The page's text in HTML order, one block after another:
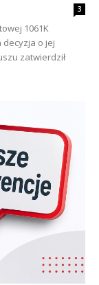
3
1061K
decyzja o jej
zatwierdził